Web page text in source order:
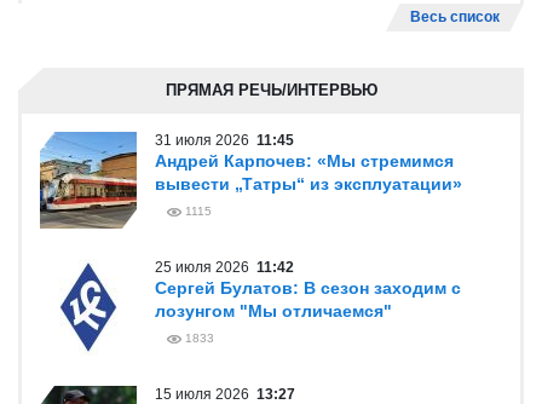
Весь список
ПРЯМАЯ РЕЧЬ/ИНТЕРВЬЮ
31 июля 2026 11:45
Андрей Карпочев: «Мы стремимся
вывести „Татры“ из эксплуатации»
1115
25 июля 2026 11:42
Сергей Булатов: В сезон заходим с
лозунгом "Мы отличаемся"
1833
15 июля 2026 13:27